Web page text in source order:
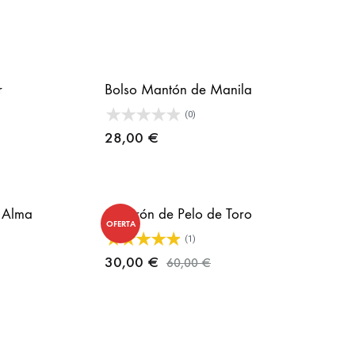
Bolso Mantón de Manila
(0)
28,00 €
OFERTA
Cinturón de Pelo de Toro
(1)
30,00 € 60,00€